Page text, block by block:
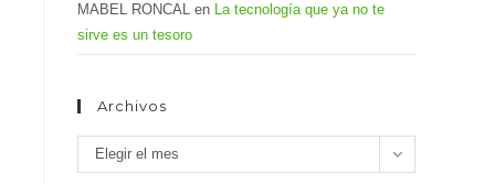
MABEL RONCAL en La tecnología que ya no te
sirve es un tesoro
Archivos
Archivos
Elegir el mes